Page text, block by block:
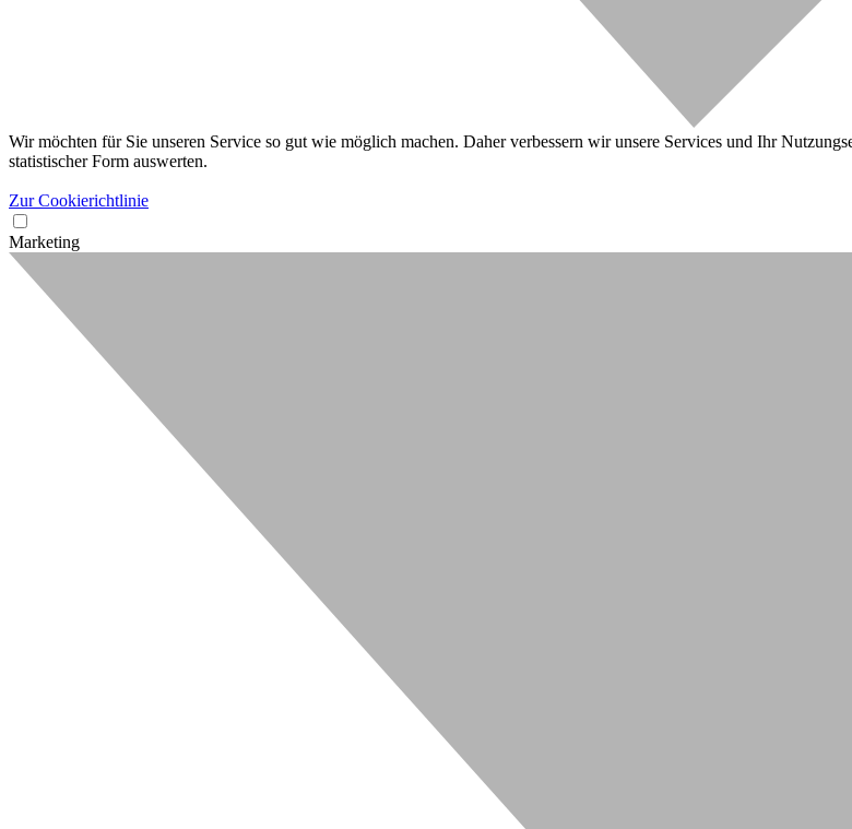
Wir möchten für Sie unseren Service so gut wie möglich machen. Daher verbessern wir unsere Services und Ihr
statistischer Form auswerten.
Zur Cookierichtlinie
Marketing